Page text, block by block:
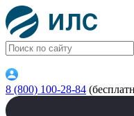
8 (800) 100-28-84